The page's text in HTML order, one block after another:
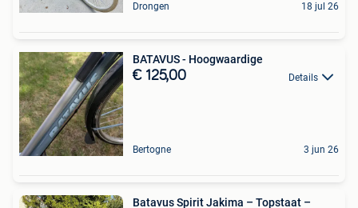
Drongen 18 jul 26
BATAVUS - Hoogwaardige
€ 125,00 Details
Bertogne 3 jun 26
Batavus Spirit Jakima – Topstaat –